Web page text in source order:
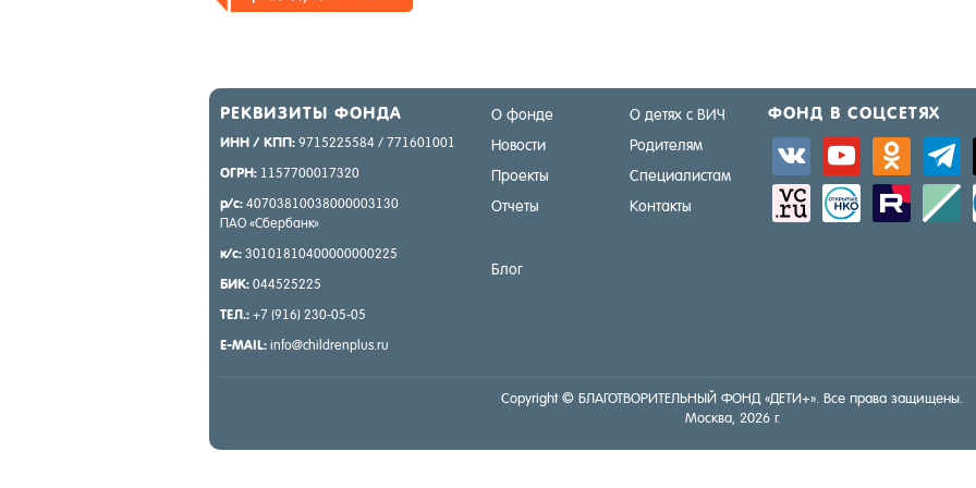
РЕК­ВИ­ЗИТЫ ФОН­ДА
ИНН / КПП: 9715225584 / 771601001
ОГРН: 1157700017320
р/с: 40703810038000003130
ПАО «Сбер­банк»
к/с: 30101810400000000225
БИК: 044525225
ТЕЛ.: +7 (916) 230-05-05
E-MAIL: info@childrenplus.ru
О фонде
Новости
Проекты
Отчеты
Блог
О детях с ВИЧ
Родителям
Специалистам
Контакты
ФОНД В СОЦ­СЕ­ТЯХ
vkontakteyoutube odnoklassniki
sitemap activity zerply standard
Copyright © БЛА­ГОТ­ВО­РИТЕЛЬ­НЫЙ ФОНД «ДЕ­ТИ+». Все пра­ва за­щище­ны.
Мос­ква, 2026 г.